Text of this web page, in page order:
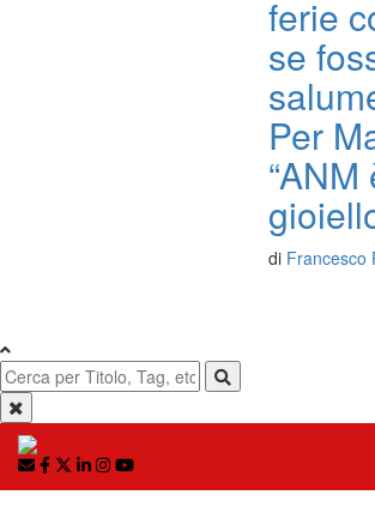
ferie
se
Per
“ANM
di Francesco